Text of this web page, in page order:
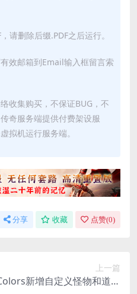
请删除后缀.PDF之后运行。
效邮箱到Email输入框留言索
收集购买，不保证BUG，不
奇服务端提供付费架设服
拟机运行服务端。
分享 收藏 点赞(0)
上一篇
新增自定义怪物和道具